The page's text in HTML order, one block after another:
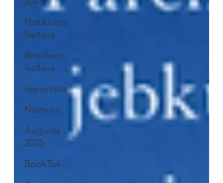
Notikuma
lasītava
Brīvdienu
lasītava
reportāža
Numurs
Augusts
2025
BookTok